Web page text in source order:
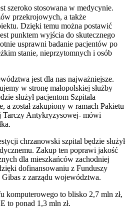
szeroko stosowana w medycynie.
przekrojowych, a także
Dzięki temu można postawić
punktem wyjścia do skutecznego
usprawni badanie pacjentów po
stanie, nieprzytomnych i osób
jest dla nas najważniejsze.
w stronę małopolskiej służby
służył pacjentom Szpitala
a został zakupiony w ramach Pakietu
Tarczy Antykryzysowej- mówi
chrzanowski szpital będzie służył
Zakup ten poprawi jakość
dla mieszkańców zachodniej
dofinansowaniu z Funduszy
z zarządu województwa.
komputerowego to blisko 2,7 mln zł,
to ponad 1,3 mln zł.